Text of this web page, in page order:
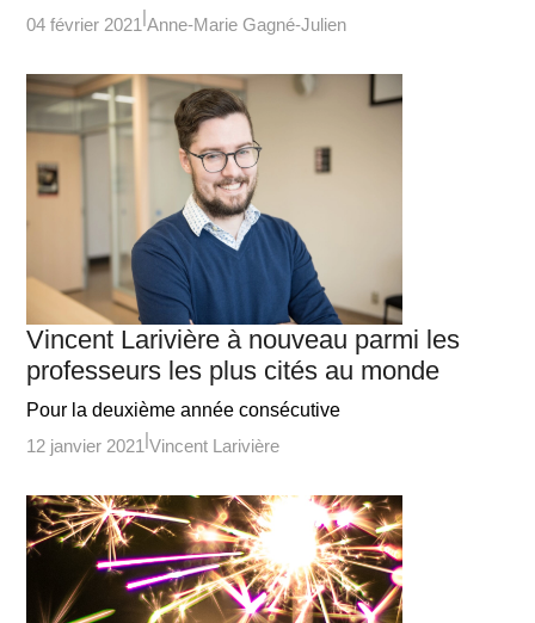
04 février 2021 Anne-Marie Gagné-Julien
Vincent Larivière à nouveau parmi les
professeurs les plus cités au monde
Pour la deuxième année consécutive
12 janvier 2021 Vincent Larivière